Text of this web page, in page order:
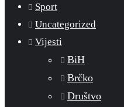
Sport
Uncategorized
Vijesti
BiH
Brčko
Društvo